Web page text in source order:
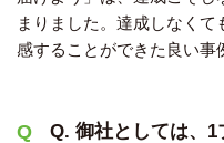
まりました。達成しなく
感することができた良い事
Q. 御社としては、